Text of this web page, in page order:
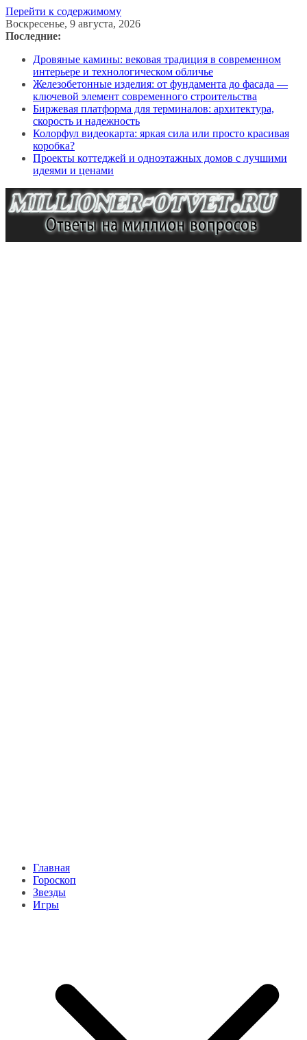
Перейти к содержимому
Воскресенье, 9 августа, 2026
Последние:
Дровяные камины: вековая традиция в современном
интерьере и технологическом обличье
Железобетонные изделия: от фундамента до фасада —
ключевой элемент современного строительства
Биржевая платформа для терминалов: архитектура,
скорость и надежность
Колорфул видеокарта: яркая сила или просто красивая
коробка?
Проекты коттеджей и одноэтажных домов с лучшими
идеями и ценами
Главная
Гороскоп
Звезды
Игры